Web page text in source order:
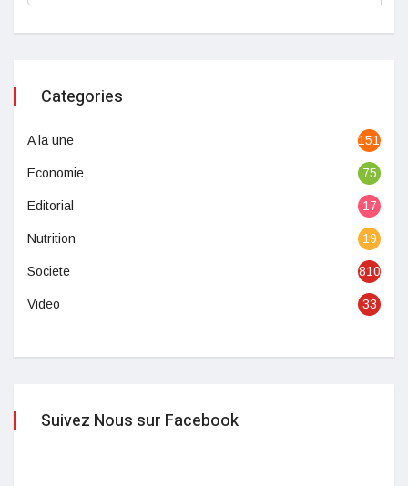
Categories
A la une 1513
Economie 75
Editorial 17
Nutrition 19
Societe 810
Video 33
Suivez Nous sur Facebook